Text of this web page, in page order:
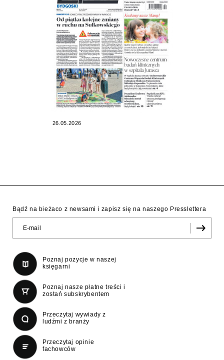
26.05.2026
Bądź na bieżaco z newsami i zapisz się na naszego Presslettera
Poznaj pozycje w naszej
księgarni
Poznaj nasze płatne treści i
zostań subskrybentem
Przeczytaj wywiady z
ludźmi z branży
Przeczytaj opinie
fachowców